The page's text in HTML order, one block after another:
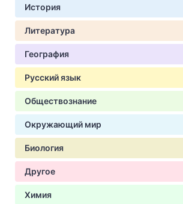
История
Литература
География
Русский язык
Обществознание
Окружающий мир
Биология
Другое
Химия